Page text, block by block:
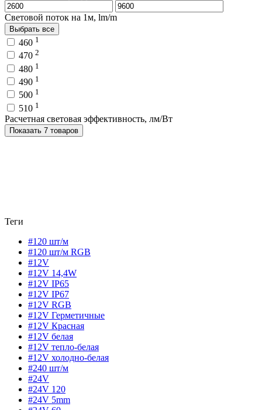
Световой поток на 1м, lm/m
Выбрать все
460 1
470 2
480 1
490 1
500 1
510 1
Расчетная световая эффективность, лм/Вт
Показать 7 товаров
Теги
#120 шт/м
#120 шт/м RGB
#12V
#12V 14,4W
#12V IP65
#12V IP67
#12V RGB
#12V Герметичные
#12V Красная
#12V белая
#12V тепло-белая
#12V холодно-белая
#240 шт/м
#24V
#24V 120
#24V 5mm